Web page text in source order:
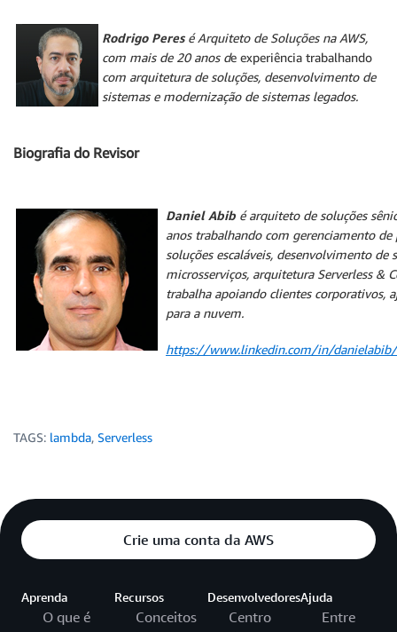
Rodrigo Peresé Arquiteto de Soluções na AWS,
com mais de 20 anos de experiência trabalhando
com arquitetura de soluções, desenvolvimento de
sistemas e modernização de sistemas legados.
Biografia do Revisor
Daniel Abib é arquiteto de soluções
anos trabalhando com gerenciamento
soluções escaláveis, desenvolvimento de
microsserviços, arquitetura Serverless &
trabalha apoiando clientes corporativos,
para a nuvem.
https://www.linkedin.com/in/danielabib/
TAGS: lambda, Serverless
Crie uma conta da AWS
Aprenda
O que é
Recursos
Conceitos
Desenvolvedores
Centro
Ajuda
Entre